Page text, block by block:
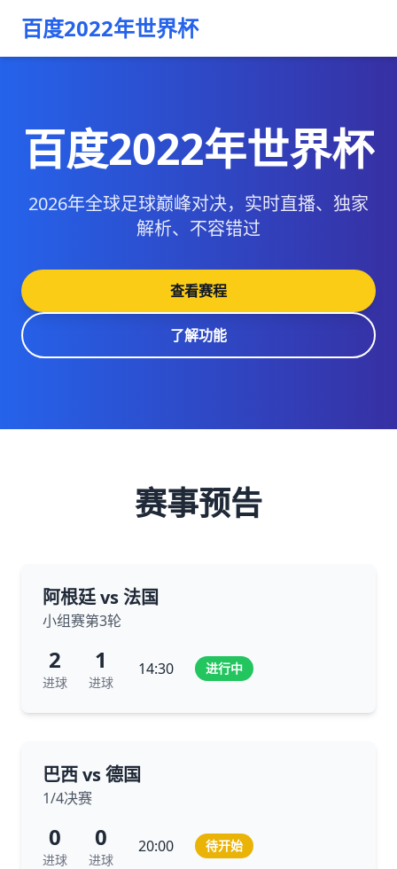
百度2022年世界杯
百度2022年世界杯
2026年全球足球巅峰对决，实时直播、独家
解析、不容错过
查看赛程
了解功能
赛事预告
阿根廷 vs 法国
小组赛第3轮
2
进球
1
进球
14:30 进行中
巴西 vs 德国
1/4决赛
0
进球
0
进球
20:00 待开始